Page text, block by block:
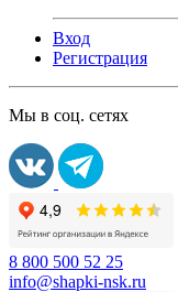
Вход
Регистрация
Мы в соц. сетях
8 800 500 52 25
info@shapki-nsk.ru